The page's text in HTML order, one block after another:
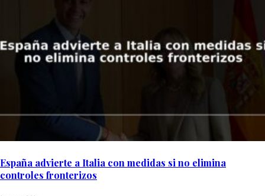
España advierte a Italia con medidas si no elimina
controles fronterizos